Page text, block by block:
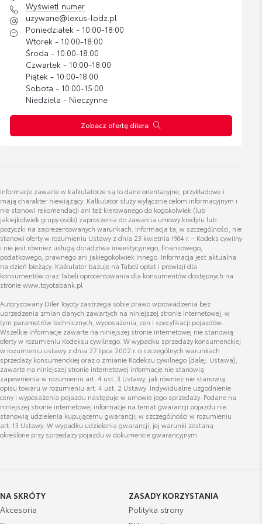
Cena brutto
427,24 zł
Organizer
Cena brutto
459,82 zł
Belki dachowe
Cena brutto
Cena brutto
3 350,00 zł Zobacz szczegóły
Bagażnik Dachowy Lexus L
Cena brutto
3 700,00 zł Zobacz szczegóły
Bagażnik Dachowy Lexus XL
Cena brutto
4 249,99 zł Zobacz szczegóły
Bagażnik Dachowy Lexus Alpine
Cena brutto
5 300,00 zł Zobacz szczegóły
dachowy uchwyt rowerowy
Bagażnik rowerowy na hak VeloCompact -
Patryk Zasiadczyk
Wyświetl numer
patryk.zasiadczyk@lexus-lodz.pl
Marcin Olesiejuk
uzywane@toyota-okecie.pl
Edyta Malczewska
Wyświetl numer
edyta.malczewska@lexus-lodz.pl
Wyświetl numer
uzywane@lexus-lodz.pl
Poniedziałek - 10:00-18:00
Wtorek - 10:00-18:00
Środa - 10:00-18:00
Czwartek - 10:00-18:00
Piątek - 10:00-18:00
Sobota - 10:00-15:00
Niedziela - Nieczynne
Zobacz ofertę dilera
Informacje zawarte w kalkulatorze są to dane orientacyjne, przykładowe i
mają charakter niewiążący. Kalkulator służy wyłącznie celom informacyjnym i
nie stanowi rekomendacji ani też kierowanego do kogokolwiek (lub
jakiejkolwiek grupy osób) zaproszenia do zawarcia umowy kredytu lub
pożyczki na zaprezentowanych warunkach. Informacja ta, w szczególności, nie
stanowi oferty w rozumieniu Ustawy z dnia 23 kwietnia 1964 r. – Kodeks cywilny
i nie jest również usługą doradztwa inwestycyjnego, finansowego,
podatkowego, prawnego ani jakiegokolwiek innego. Informacja jest aktualna
na dzień bieżący. Kalkulator bazuje na Tabeli opłat i prowizji dla
konsumentów oraz Tabeli oprocentowania dla konsumentów dostępnych na
stronie www.toyotabank.pl
Autoryzowany Diler Toyoty zastrzega sobie prawo wprowadzenia bez
uprzedzenia zmian danych zawartych na niniejszej stronie internetowej, w
tym parametrów technicznych, wyposażenia, cen i specyfikacji pojazdów.
Wszelkie informacje zawarte na niniejszej stronie internetowej nie stanowią
oferty w rozumieniu Kodeksu cywilnego. W wypadku sprzedaży konsumenckiej
w rozumieniu ustawy z dnia 27 lipca 2002 r. o szczególnych warunkach
sprzedaży konsumenckiej oraz o zmianie Kodeksu cywilnego (dalej: Ustawa),
zawarte na niniejszej stronie internetowej informacje nie stanowią
zapewnienia w rozumieniu art. 4 ust. 3 Ustawy, jak również nie stanowią
opisu towaru w rozumieniu art. 4 ust. 2 Ustawy. Indywidualne uzgodnienie
ceny i wyposażenia pojazdu następuje w umowie jego sprzedaży. Podane na
niniejszej stronie internetowej informacje na temat gwarancji pojazdu nie
stanowią udzielenia kupującemu gwarancji, w szczególności w rozumieniu
art. 13 Ustawy. W wypadku udzielenia gwarancji, jej warunki zostaną
określone przy sprzedaży pojazdu w dokumencie gwarancyjnym.
NA SKRÓTY
Akcesoria
ZASADY KORZYSTANIA
Polityka strony